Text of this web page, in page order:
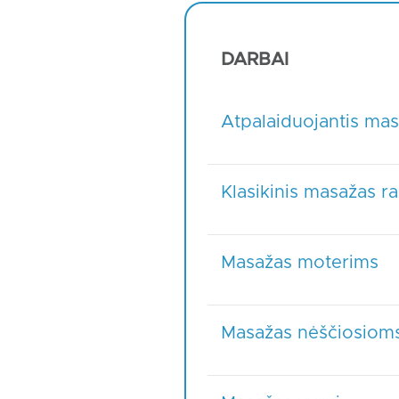
DARBAI
Atpalaiduojantis
Klasikinis masažas
Masažas moterims
Masažas